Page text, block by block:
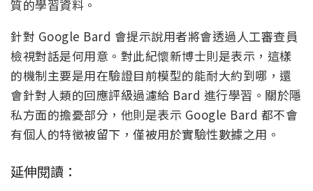
質的學習資料。
針對 Google Bard 會提示說用者將會透過人工審查員
檢視對話是何用意。對此紀懷新博士則是表示，這樣
的機制主要是用在驗證目前模型的能耐大約到哪，還
會針對人類的回應評級過濾給 Bard 進行學習。關於隱
私方面的擔憂部分，他則是表示 Google Bard 都不會
有個人的特徵被留下，僅被用於實驗性數據之用。
延伸閱讀：